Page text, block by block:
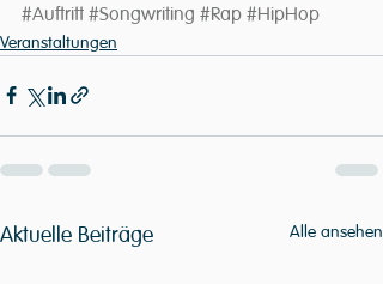
#Auftritt #Songwriting #Rap #HipHop
Veranstaltungen
Aktuelle Beiträge Alle ansehen